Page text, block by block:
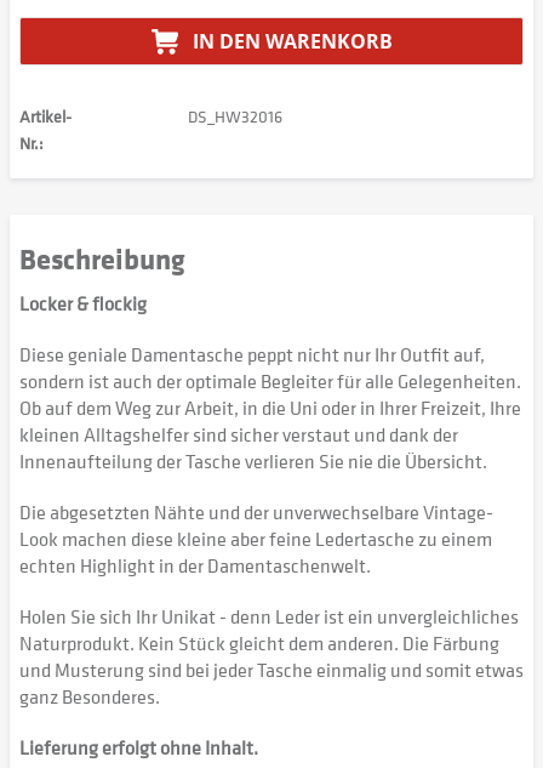
IN DEN WARENKORB
Artikel-
Nr.:
DS_HW32016
Beschreibung
Locker & flockig
Diese geniale Damentasche peppt nicht nur Ihr Outfit auf,
sondern ist auch der optimale Begleiter für alle Gelegenheiten.
Ob auf dem Weg zur Arbeit, in die Uni oder in Ihrer Freizeit, Ihre
kleinen Alltagshelfer sind sicher verstaut und dank der
Innenaufteilung der Tasche verlieren Sie nie die Übersicht.
Die abgesetzten Nähte und der unverwechselbare Vintage-
Look machen diese kleine aber feine Ledertasche zu einem
echten Highlight in der Damentaschenwelt.
Holen Sie sich Ihr Unikat - denn Leder ist ein unvergleichliches
Naturprodukt. Kein Stück gleicht dem anderen. Die Färbung
und Musterung sind bei jeder Tasche einmalig und somit etwas
ganz Besonderes.
Lieferung erfolgt ohne Inhalt.